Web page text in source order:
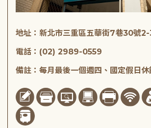
地址：新北市三重區五華街7巷30號
電話：(02) 2989-0559
備註：每月最後一個週四、國定假日休